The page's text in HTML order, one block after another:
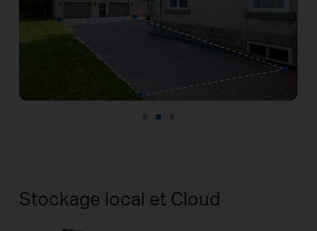
Détection de personnes
« Tapo C465 » : Une personne a
Stockage local et Cloud